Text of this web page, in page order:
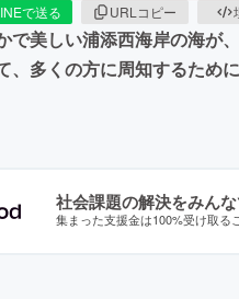
で送る URLコピー
で美しい浦添西海岸の海が
、多くの方に周知するため
社会課題の解決をみん
集まった支援金は100%受け取る